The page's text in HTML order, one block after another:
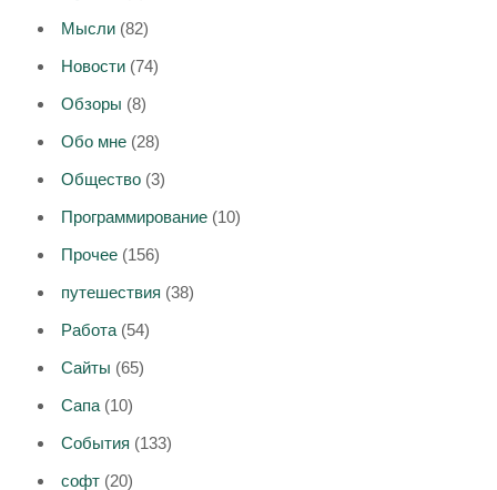
Мысли(82)
Новости(74)
Обзоры (8)
Обо мне(28)
Общество(3)
Программирование(10)
Прочее(156)
путешествия (38)
Работа(54)
Сайты (65)
Сапа(10)
События (133)
софт(20)